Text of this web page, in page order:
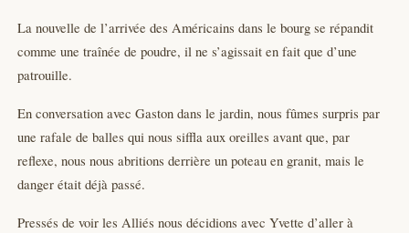
La nouvelle de l’arrivée des Américains dans le bourg se répandit
comme une traînée de poudre, il ne s’agissait en fait que d’une
patrouille.
En conversation avec Gaston dans le jardin, nous fûmes surpris par
une rafale de balles qui nous siffla aux oreilles avant que, par
reflexe, nous nous abritions derrière un poteau en granit, mais le
danger était déjà passé.
Pressés de voir les Alliés nous décidions avec Yvette d’aller à